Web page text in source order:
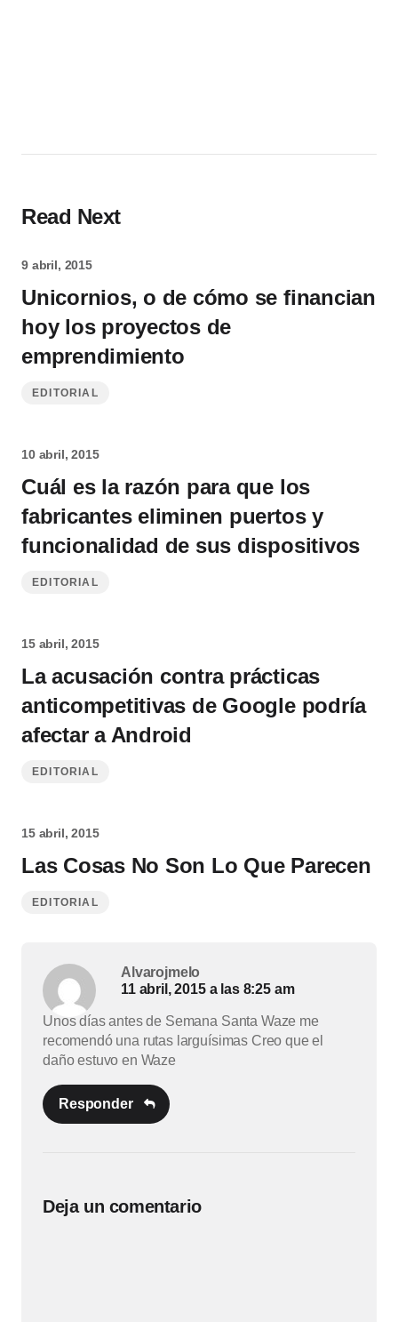
Read Next
9 abril, 2015
Unicornios, o de cómo se financian
hoy los proyectos de
emprendimiento
EDITORIAL
10 abril, 2015
Cuál es la razón para que los
fabricantes eliminen puertos y
funcionalidad de sus dispositivos
EDITORIAL
15 abril, 2015
La acusación contra prácticas
anticompetitivas de Google podría
afectar a Android
EDITORIAL
15 abril, 2015
Las Cosas No Son Lo Que Parecen
EDITORIAL
Alvarojmelo
11 abril, 2015 a las 8:25 am
Unos días antes de Semana Santa Waze me
recomendó una rutas larguísimas Creo que el
daño estuvo en Waze
Responder
Deja un comentario